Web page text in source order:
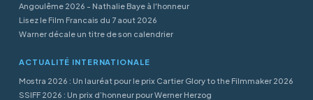
Angoulême 2026 - Nathalie Baye à l'honneur
Lisez le Film Francais du 7 aout 2026
Warner décale un titre de son calendrier
ACTUALITÉ INTERNATIONALE
Mostra 2026 : Un lauréat pour le prix Cartier Glory to the Filmmaker 2026
SSIFF 2026 : Un prix d’honneur pour Werner Herzog